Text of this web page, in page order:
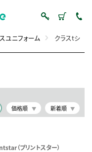
ユニフォーム クラスtシ
価格順 新着順
（プリントスター）